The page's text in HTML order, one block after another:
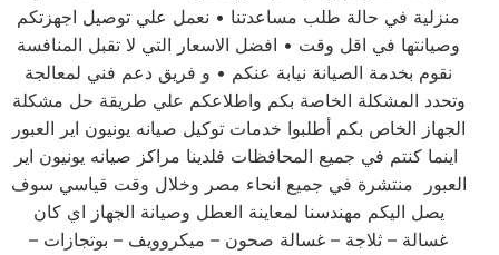
منزلية في حالة طلب مساعدتنا • نعمل علي توصيل اجهزتكم
وصيانتها في اقل وقت • افضل الاسعار التي لا تقبل المنافسة
نقوم بخدمة الصيانة نيابة عنكم • و فريق دعم فني لمعالجة
وتحدد المشكلة الخاصة بكم واطلاعكم علي طريقة حل مشكلة
الجهاز الخاص بكم أطلبوا خدمات توكيل صيانه يونيون اير العبور
اينما كنتم في جميع المحافظات فلدينا مراكز صيانه يونيون اير
العبور منتشرة في جميع انحاء مصر وخلال وقت قياسي سوف
يصل اليكم مهندسنا لمعاينة العطل وصيانة الجهاز اي كان
غسالة – ثلاجة – غسالة صحون – ميكروويف – بوتجازات –